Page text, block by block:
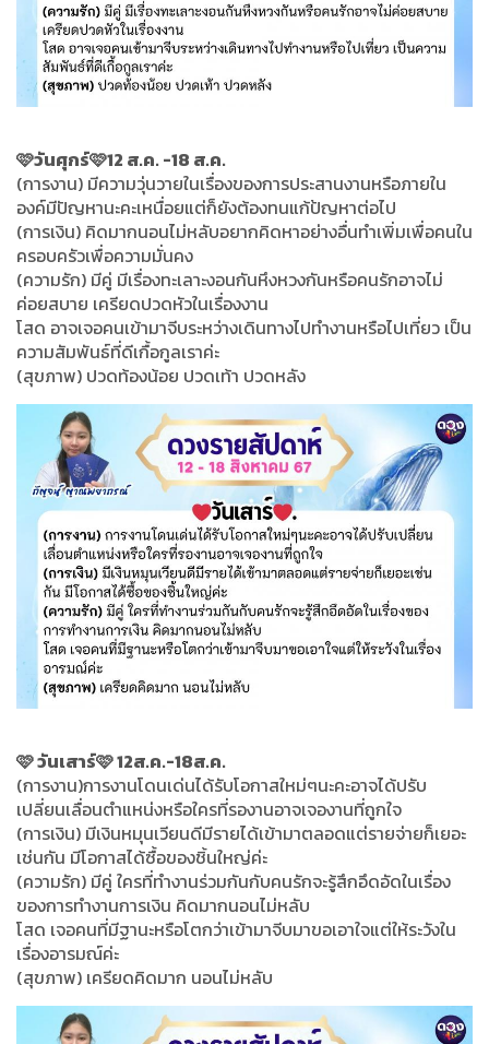
🩷วันศุกร์🩷12 ส.ค. -18 ส.ค.
(การงาน) มีความวุ่นวายในเรื่องของการประสานงานหรือภายใน
องค์มีปัญหานะคะเหนื่อยแต่ก็ยังต้องทนแก้ป้ญหาต่อไป
(การเงิน) คิดมากนอนไม่หลับอยากคิดหาอย่างอื่นทำเพิ่มเพื่อคนใน
ครอบครัวเพื่อความมั่นคง
(ความรัก) มีคู่ มีเรื่องทะเลาะงอนกันหึงหวงกันหรือคนรักอาจไม่
ค่อยสบาย เครียดปวดหัวในเรื่องงาน
โสด อาจเจอคนเข้ามาจีบระหว่างเดินทางไปทำงานหรือไปเที่ยว เป็น
ความสัมพันธ์ที่ดีเกื้อกูลเราค่ะ
(สุขภาพ) ปวดท้องน้อย ปวดเท้า ปวดหลัง
🩷 วันเสาร์🩷 12ส.ค.-18ส.ค.
(การงาน)การงานโดนเด่นได้รับโอกาสใหม่ๆนะคะอาจได้ปรับ
เปลี่ยนเลื่อนตำแหน่งหรือใครที่รองานอาจเจองานที่ถูกใจ
(การเงิน) มีเงินหมุนเวียนดีมีรายได้เข้ามาตลอดแต่รายจ่ายก็เยอะ
เช่นกัน มีโอกาสได้ซื้อของชิ้นใหญ่ค่ะ
(ความรัก) มีคู่ ใครที่ทำงานร่วมกันกับคนรักจะรู้สึกอึดอัดในเรื่อง
ของการทำงานการเงิน คิดมากนอนไม่หลับ
โสด เจอคนที่มีฐานะหรือโตกว่าเข้ามาจีบมาขอเอาใจแต่ให้ระวังใน
เรื่องอารมณ์ค่ะ
(สุขภาพ) เครียดคิดมาก นอนไม่หลับ